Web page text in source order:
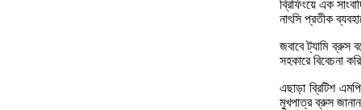
ব্রিফিংয়ে এক
নাৎসি প্রতীক
জবাবে ট্যামি ব্রুস
সহকারে বিবেচনা
এছাড়া ব্রিটিশ
মুখপাত্র ব্রুস